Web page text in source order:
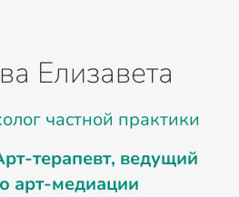
Елизавета
частной практики
терапевт, ведущий
арт-медиации